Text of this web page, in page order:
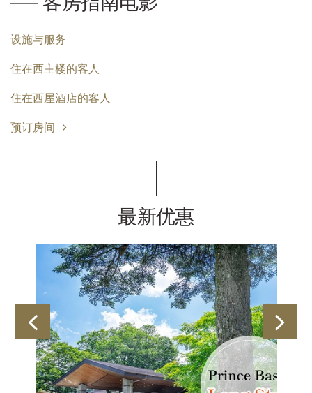
设施与服务
住在西主楼的客人
住在西屋酒店的客人
预订房间
最新优惠